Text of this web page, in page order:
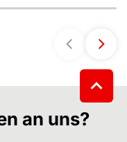
an uns?